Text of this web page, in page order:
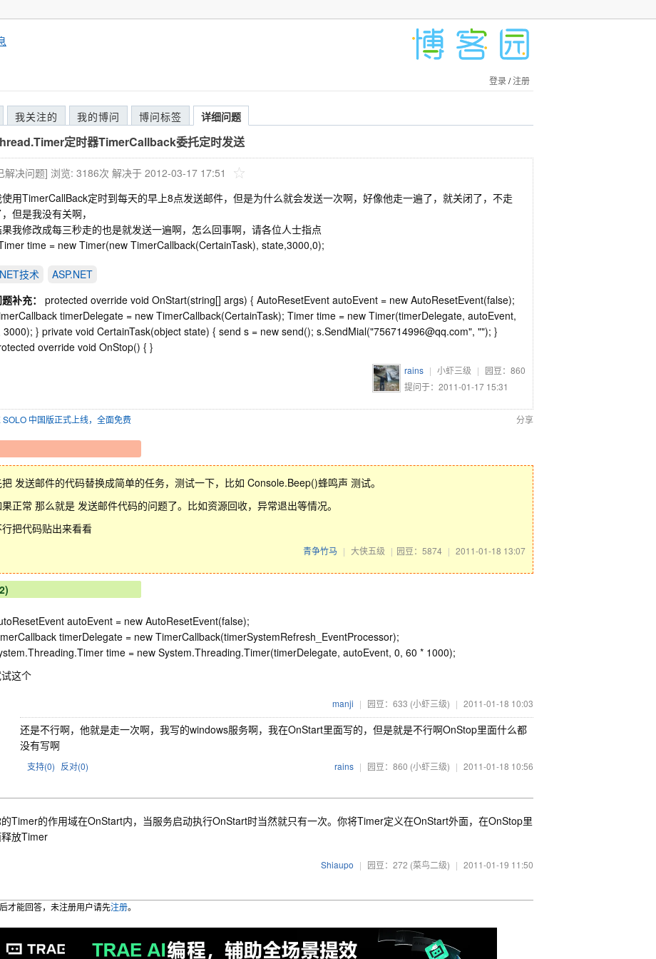
登录/注册
我关注的 我的博问 博问标签 详细问题
定时器TimerCallback委托定时发送
解决问题] 浏览: 3186次 解决于 2012-03-17 17:51
用TimerCallBack定时到每天的早上8点发送邮件，但是为什么就会发送一次啊，好像他走一遍了，就关闭了，不走
但是我没有关啊，
我修改成每三秒走的也是就发送一遍啊，怎么回事啊，请各位人士指点
time = new Timer(new TimerCallback(CertainTask), state,3000,0);
技术
ASP.NET
补充：
protected override void OnStart(string[] args) { AutoResetEvent autoEvent = new AutoResetEvent(false);
timerDelegate = new TimerCallback(CertainTask); Timer time = new Timer(timerDelegate, autoEvent,
3000); } private void CertainTask(object state) { send s = new send(); s.SendMial("756714996@qq.com", ""); }
override void OnStop() { }
rains | 小虾三级 | 园豆： 860
提问于：2011-01-17 15:31
SOLO 中国版正式上线，全面免费 分享
发送邮件的代码替换成简单的任务，测试一下，比如 Console.Beep()蜂鸣声 测试。
正常 那么就是 发送邮件代码的问题了。比如资源回收，异常退出等情况。
把代码贴出来看看
青争竹马 | 大侠五级 | 园豆：5874 | 2011-01-18 13:07
autoEvent = new AutoResetEvent(false);
timerDelegate = new TimerCallback(timerSystemRefresh_EventProcessor);
time = new System.Threading.Timer(timerDelegate, autoEvent, 0, 60 * 1000);
这个
manji | 园豆：633 (小虾三级) | 2011-01-18 10:03
还是不行啊，他就是走一次啊，我写的windows服务啊，我在OnStart里面写的，但是就是不行啊OnStop里面什么都
没有写啊
支持(0) 反对(0) rains | 园豆：860 (小虾三级) | 2011-01-18 10:56
Timer的作用域在OnStart内，当服务启动执行OnStart时当然就只有一次。你将Timer定义在OnStart外面，在OnStop里
放Timer
Shiaupo | 园豆：272 (菜鸟二级) | 2011-01-19 11:50
才能回答，未注册用户请先注册。